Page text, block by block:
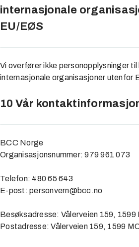
internasjonale
EU/EØS
Vi overfører ikke personopplysninger til
internasjonale organisasjoner utenfor
10 Vår
BCC Norge
Organisasjonsnummer: 979 961 073
Telefon: 480 65 643
E-post: personvern@bcc.no
Besøksadresse: Vålerveien 159, 1599
Postadresse: Vålerveien 159, 1599